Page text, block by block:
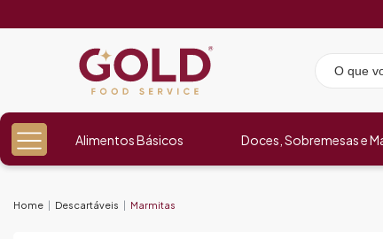
Alimentos Básicos Doces, Sobremesas e
Home Descartáveis Marmitas